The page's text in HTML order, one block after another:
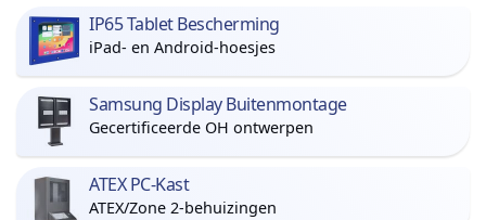
IP65 Tablet Bescherming
iPad- en Android-hoesjes
Samsung Display Buitenmontage
Gecertificeerde OH ontwerpen
ATEX PC-Kast
ATEX/Zone 2-behuizingen